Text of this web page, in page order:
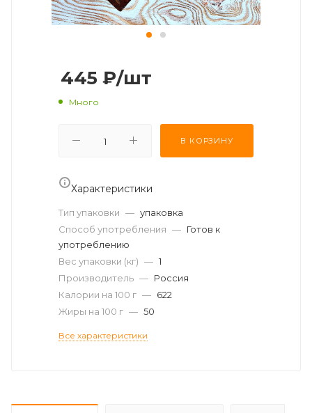
445 ₽/шт
Много
В КОРЗИНУ
Характеристики
Тип упаковки — упаковка
Способ употребления — Готов к
употреблению
Вес упаковки (кг) — 1
Производитель — Россия
Калории на 100 г — 622
Жиры на 100 г — 50
Все характеристики